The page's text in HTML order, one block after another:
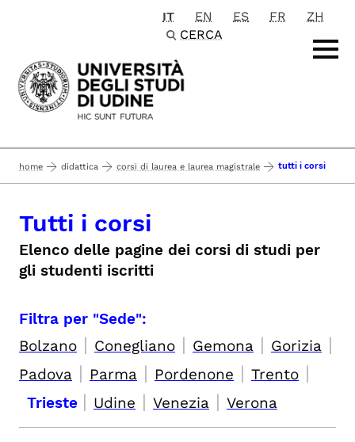
Passa al contenuto principale
IT EN ES FR
ZH
CERCA
home didattica corsi di laurea e laurea magistrale tutti i corsi
Tutti i corsi
Elenco delle pagine dei corsi di studi per
gli studenti iscritti
Filtra per "Sede":
Bolzano | Conegliano | Gemona | Gorizia |
Padova | Parma | Pordenone | Trento |
Trieste | Udine | Venezia | Verona